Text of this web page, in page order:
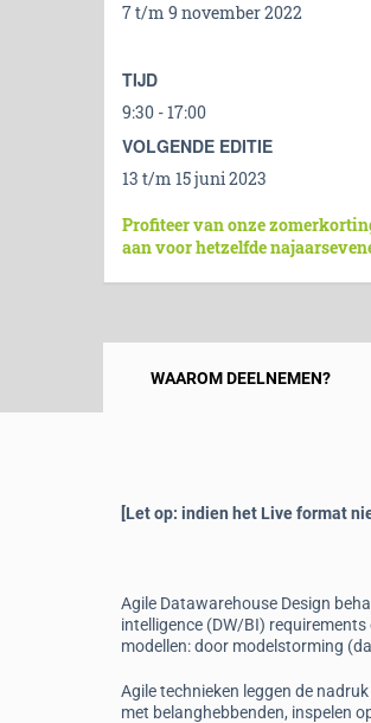
7 t/m 9 november 2022
TIJD
9:30 - 17:00
VOLGENDE EDITIE
13 t/m 15 juni 2023
Profiteer van onze
aan voor hetzelfde
WAAROM DEELNEMEN?
[Let op: indien het Live format
Agile Datawarehouse Design
intelligence (DW/BI)
modellen: door modelstorming
Agile technieken leggen de
met belanghebbenden, inspelen
Telecom/
“Lawrence is an